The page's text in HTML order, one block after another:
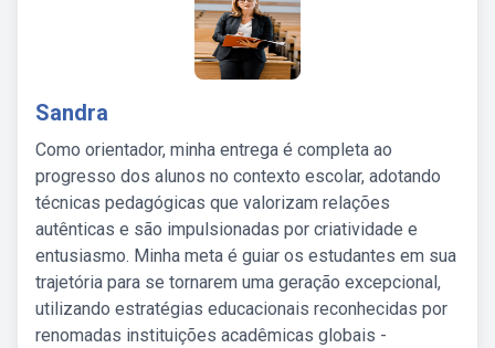
Sandra
Como orientador, minha entrega é completa ao
progresso dos alunos no contexto escolar, adotando
técnicas pedagógicas que valorizam relações
autênticas e são impulsionadas por criatividade e
entusiasmo. Minha meta é guiar os estudantes em sua
trajetória para se tornarem uma geração excepcional,
utilizando estratégias educacionais reconhecidas por
renomadas instituições acadêmicas globais -